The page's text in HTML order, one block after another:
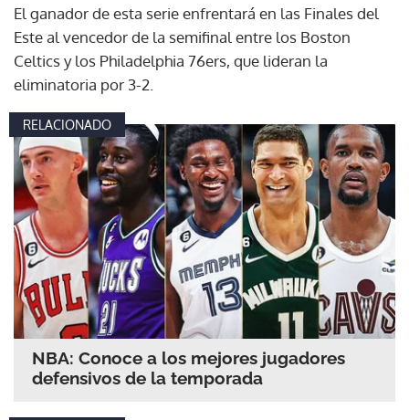
El ganador de esta serie enfrentará en las Finales del
Este al vencedor de la semifinal entre los Boston
Celtics y los Philadelphia 76ers, que lideran la
eliminatoria por 3-2.
RELACIONADO
NBA: Conoce a los mejores jugadores
defensivos de la temporada